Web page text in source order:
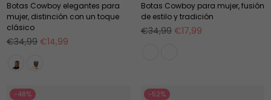
Botas Cowboy elegantes para
mujer, distinción con un toque
clásico
Precio
€34,99 €14,99
Botas Cowboy para mujer, fusión
de estilo y tradición
Precio
€34,99 €17,99
-48% -52%